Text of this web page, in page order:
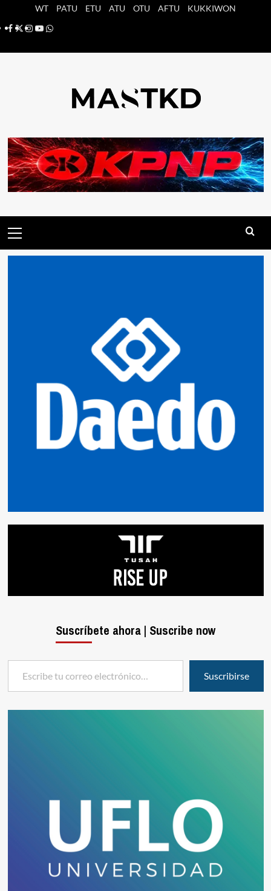
WT PATU ETU ATU OTU AFTU
KUKKIWON
Facebook
X Instagram
YouTube
Whatsapp
principal
Suscríbete ahora | Suscribe now
Escribe tu correo electrónico…
Suscribirse